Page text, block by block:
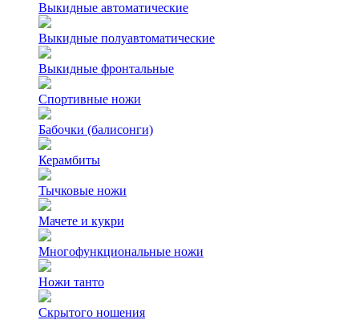
Выкидные автоматические
Выкидные полуавтоматические
Выкидные фронтальные
Спортивные ножи
Бабочки (балисонги)
Керамбиты
Тычковые ножи
Мачете и кукри
Многофункциональные ножи
Ножи танто
Скрытого ношения